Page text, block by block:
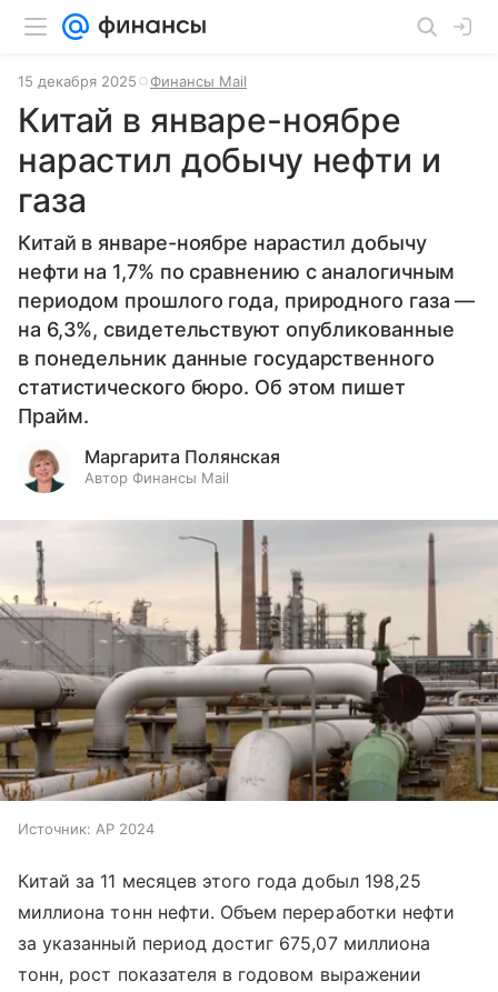
15 декабря 2025 Финансы Mail
Китай в январе-ноябре
нарастил добычу нефти и
газа
Китай в январе-ноябре нарастил добычу
нефти на 1,7% по сравнению с аналогичным
периодом прошлого года, природного газа —
на 6,3%, свидетельствуют опубликованные
в понедельник данные государственного
статистического бюро. Об этом пишет
Прайм.
Маргарита Полянская
Автор Финансы Mail
Источник: AP 2024
Китай за 11 месяцев этого года добыл 198,25
миллиона тонн нефти. Объем переработки нефти
за указанный период достиг 675,07 миллиона
тонн, рост показателя в годовом выражении